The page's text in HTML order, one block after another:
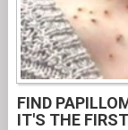
FIND
IT'S THE